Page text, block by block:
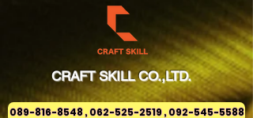
CRAFT SKILL CO.,LTD.
089-816-8548 , 062-525-2519 , 092-545-5588